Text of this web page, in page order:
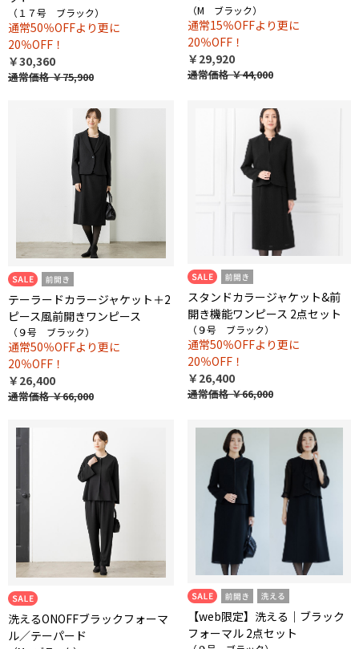
（１７号 ブラック）
通常50％OFFより更に
20％OFF！
￥30,360
通常価格￥75,900
（M ブラック）
通常15％OFFより更に
20％OFF！
￥29,920
通常価格￥44,000
テーラードカラージャケット＋2
ピース風前開きワンピース
（９号 ブラック）
通常50％OFFより更に
20％OFF！
￥26,400
通常価格￥66,000
スタンドカラージャケット&前
開き機能ワンピース 2点セット
（９号 ブラック）
通常50％OFFより更に
20％OFF！
￥26,400
通常価格￥66,000
洗えるONOFFブラックフォーマ
ル／テーパード
【web限定】洗える｜ブラック
フォーマル 2点セット